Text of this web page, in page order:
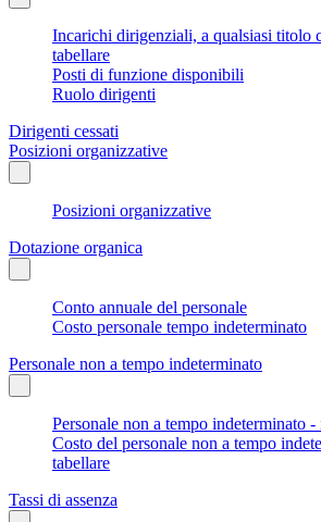
Incarichi dirigenziali, a qualsiasi titolo
tabellare
Posti di funzione disponibili
Ruolo dirigenti
Dirigenti cessati
Posizioni organizzative
Posizioni organizzative
Dotazione organica
Conto annuale del personale
Costo personale tempo indeterminato
Personale non a tempo indeterminato
Personale non a tempo indeterminato
Costo del personale non a tempo
tabellare
Tassi di assenza